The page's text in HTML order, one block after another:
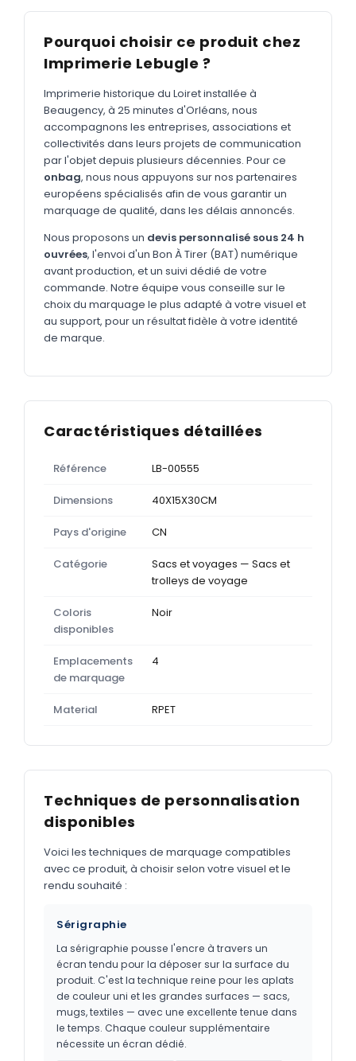
Polos Nouveau
GOODIES
Catalogue complet Nouveau
Bureau & écriture
Sacs & voyages
Technologie
Vêtements
Outils & porte-clés
Cuisine
Pourquoi choisir ce produit chez
Imprimerie Lebugle ?
Imprimerie historique du Loiret installée à
Beaugency, à 25 minutes d'Orléans, nous
accompagnons les entreprises, associations et
collectivités dans leurs projets de communication
par l'objet depuis plusieurs décennies. Pour ce
onbag, nous nous appuyons sur nos partenaires
européens spécialisés afin de vous garantir un
marquage de qualité, dans les délais annoncés.
Nous proposons un devis personnalisé sous 24 h
ouvrées, l'envoi d'un Bon À Tirer (BAT) numérique
avant production, et un suivi dédié de votre
commande. Notre équipe vous conseille sur le
choix du marquage le plus adapté à votre visuel et
au support, pour un résultat fidèle à votre identité
de marque.
Caractéristiques détaillées
Référence LB-00555
Dimensions 40X15X30CM
Pays d'origine CN
Catégorie
Sacs et voyages — Sacs et
trolleys de voyage
Coloris
disponibles
Noir
Emplacements
de marquage
4
Material RPET
Techniques de personnalisation
disponibles
Voici les techniques de marquage compatibles
avec ce produit, à choisir selon votre visuel et le
rendu souhaité :
Sérigraphie
La sérigraphie pousse l'encre à travers un
écran tendu pour la déposer sur la surface du
produit. C'est la technique reine pour les aplats
de couleur uni et les grandes surfaces — sacs,
mugs, textiles — avec une excellente tenue dans
le temps. Chaque couleur supplémentaire
nécessite un écran dédié.